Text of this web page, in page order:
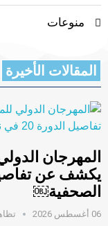
منوعات
المقالات الأخيرة
المهرجان
الصحفية￼
06 أغسطس 2026